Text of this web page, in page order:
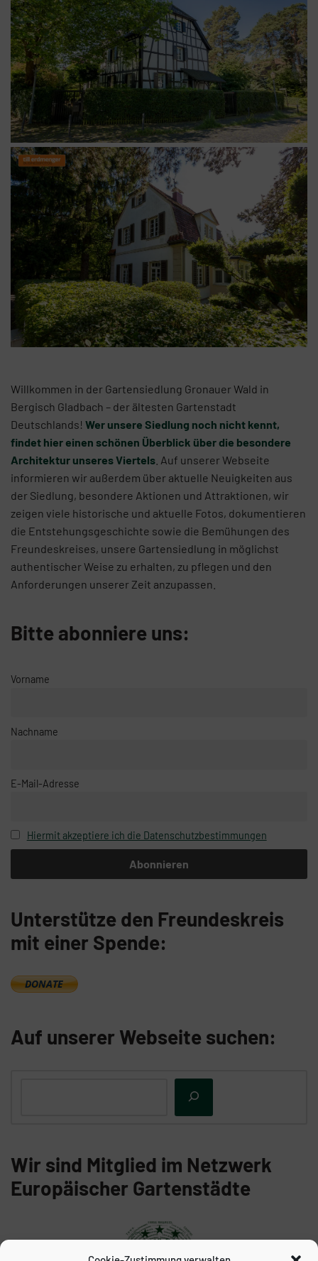
Willkommen in der Gartensiedlung Gronauer Wald in
Bergisch Gladbach – der ältesten Gartenstadt
Deutschlands! Wer unsere Siedlung noch nicht kennt,
findet hier einen schönen Überblick über die besondere
Architektur unseres Viertels . Auf unserer Webseite
informieren wir außerdem über aktuelle Neuigkeiten aus
der Siedlung, besondere Aktionen und Attraktionen, wir
zeigen viele historische und aktuelle Fotos, dokumentieren
die Entstehungsgeschichte sowie die Bemühungen des
Freundeskreises, unsere Gartensiedlung in möglichst
authentischer Weise zu erhalten, zu pflegen und den
Anforderungen unserer Zeit anzupassen.
Bitte abonniere uns:
Vorname
Nachname
E-Mail-Adresse
Hiermit akzeptiere ich die Datenschutzbestimmungen
Unterstütze den Freundeskreis
mit einer Spende:
Auf unserer Webseite suchen:
Wir sind Mitglied im Netzwerk
Europäischer Gartenstädte